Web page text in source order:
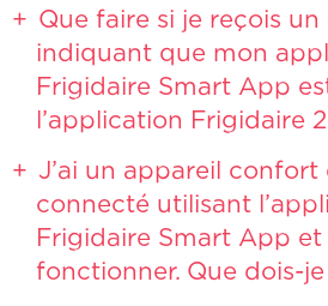
Que faire si je reçois un
indiquant que mon
Frigidaire Smart App
l’application Frigidaire
J’ai un appareil
connecté utilisant
Frigidaire Smart App et
fonctionner. Que dois-je